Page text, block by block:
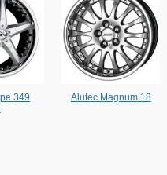
349
Alutec Magnum 18